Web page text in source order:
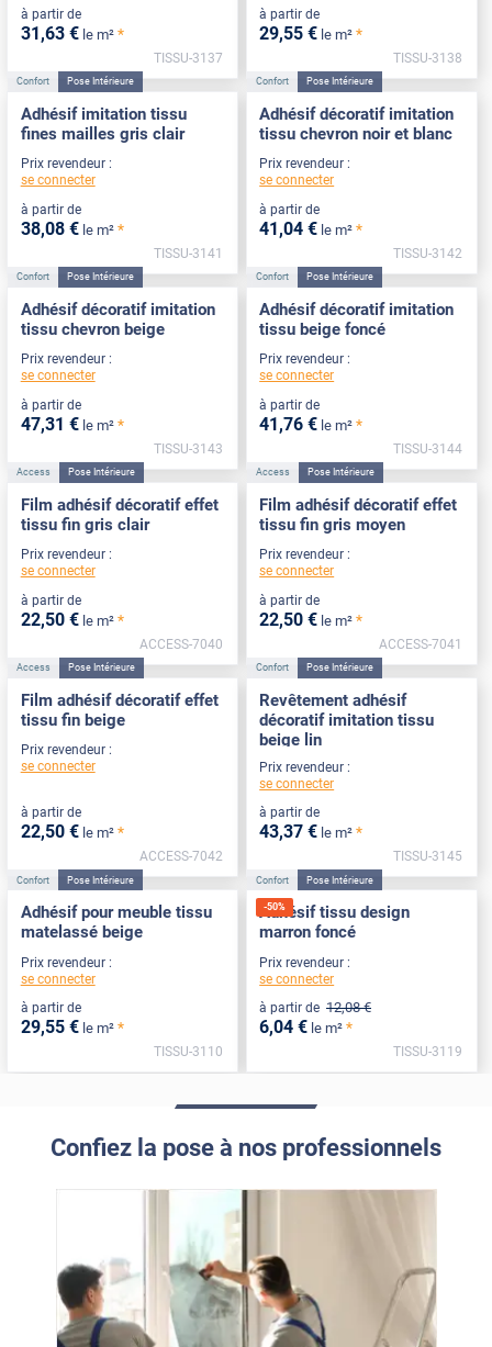
à partir de
31,63 € le m² *
TISSU-3137
à partir de
29,55 € le m² *
TISSU-3138
Confort Pose Intérieure
Adhésif imitation tissu
fines mailles gris clair
Prix revendeur :
se connecter
à partir de
38,08 € le m² *
TISSU-3141
Confort Pose Intérieure
Adhésif décoratif imitation
tissu chevron noir et blanc
Prix revendeur :
se connecter
à partir de
41,04 € le m² *
TISSU-3142
Confort Pose Intérieure
Adhésif décoratif imitation
tissu chevron beige
Prix revendeur :
se connecter
à partir de
47,31 € le m² *
TISSU-3143
Confort Pose Intérieure
Adhésif décoratif imitation
tissu beige foncé
Prix revendeur :
se connecter
à partir de
41,76 € le m² *
TISSU-3144
Access Pose Intérieure
Film adhésif décoratif effet
tissu fin gris clair
Prix revendeur :
se connecter
à partir de
22,50 € le m² *
ACCESS-7040
Access Pose Intérieure
Film adhésif décoratif effet
tissu fin gris moyen
Prix revendeur :
se connecter
à partir de
22,50 € le m² *
ACCESS-7041
Access Pose Intérieure
Film adhésif décoratif effet
tissu fin beige
Prix revendeur :
se connecter
à partir de
22,50 € le m² *
ACCESS-7042
Confort Pose Intérieure
Revêtement adhésif
décoratif imitation tissu
beige lin
Prix revendeur :
se connecter
à partir de
43,37 € le m² *
TISSU-3145
Confort Pose Intérieure
Adhésif pour meuble tissu
matelassé beige
Prix revendeur :
se connecter
à partir de
29,55 € le m² *
TISSU-3110
-50%
Confort Pose Intérieure
Adhésif tissu design
marron foncé
Prix revendeur :
se connecter
à partir de 12,08 €
6,04 € le m² *
TISSU-3119
Confiez la pose à nos professionnels